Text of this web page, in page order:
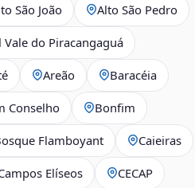
São João Alto São Pedro
do Piracangaguá
Areão Baracéia
Conselho Bonfim
Flamboyant Caieiras
Elíseos CECAP